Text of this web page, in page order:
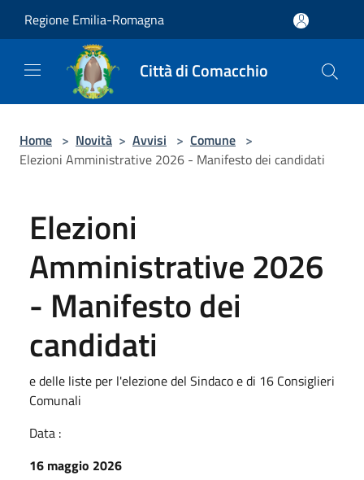
Regione Emilia-Romagna
Città di Comacchio
Home > Novità > Avvisi > Comune >
Elezioni Amministrative 2026 - Manifesto dei candidati
Elezioni
Amministrative 2026
- Manifesto dei
candidati
e delle liste per l'elezione del Sindaco e di 16 Consiglieri
Comunali
Data :
16 maggio 2026